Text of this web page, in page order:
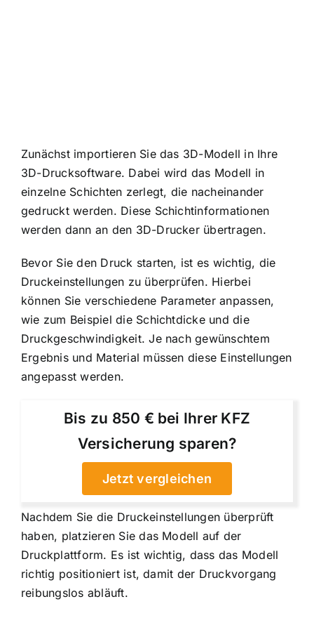
Zunächst importieren Sie das 3D-Modell in Ihre
3D-Drucksoftware. Dabei wird das Modell in
einzelne Schichten zerlegt, die nacheinander
gedruckt werden. Diese Schichtinformationen
werden dann an den 3D-Drucker übertragen.
Bevor Sie den Druck starten, ist es wichtig, die
Druckeinstellungen zu überprüfen. Hierbei
können Sie verschiedene Parameter anpassen,
wie zum Beispiel die Schichtdicke und die
Druckgeschwindigkeit. Je nach gewünschtem
Ergebnis und Material müssen diese Einstellungen
angepasst werden.
Bis zu 850 € bei Ihrer KFZ
Versicherung sparen?
Jetzt vergleichen
Nachdem Sie die Druckeinstellungen überprüft
haben, platzieren Sie das Modell auf der
Druckplattform. Es ist wichtig, dass das Modell
richtig positioniert ist, damit der Druckvorgang
reibungslos abläuft.